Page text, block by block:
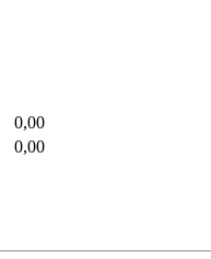
0,00
0,00